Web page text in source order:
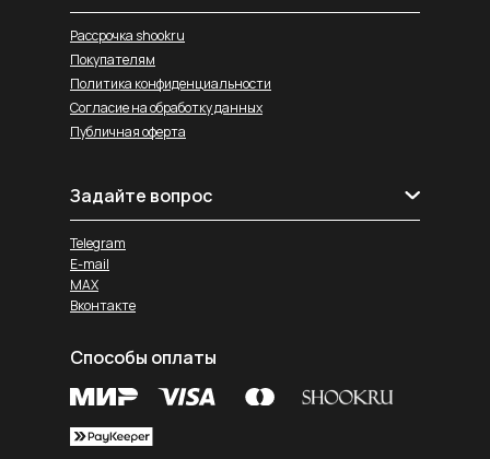
Рассрочка shookru
Покупателям
Политика конфиденциальности
Согласие на обработку данных
Публичная оферта
Задайте вопрос
Telegram
E-mail
MAX
Вконтакте
Способы оплаты